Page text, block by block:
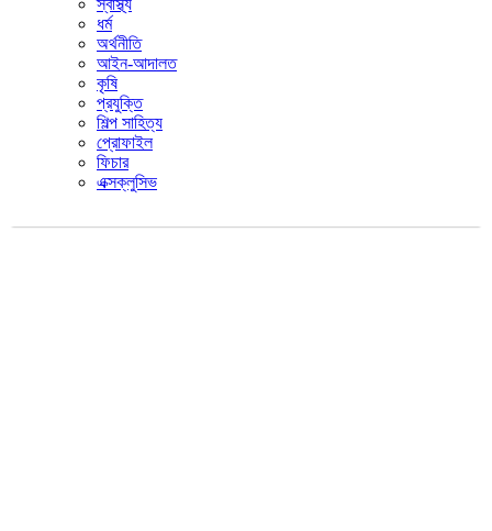
স্বাস্থ্য
ধর্ম
অর্থনীতি
আইন-আদালত
কৃষি
প্রযুক্তি
শিল্প সাহিত্য
প্রোফাইল
ফিচার
এক্সক্লুসিভ